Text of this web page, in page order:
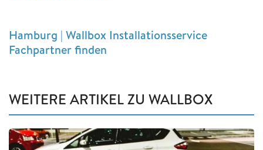
Hamburg | Wallbox Installationsservice
Fachpartner finden
WEITERE ARTIKEL ZU WALLBOX